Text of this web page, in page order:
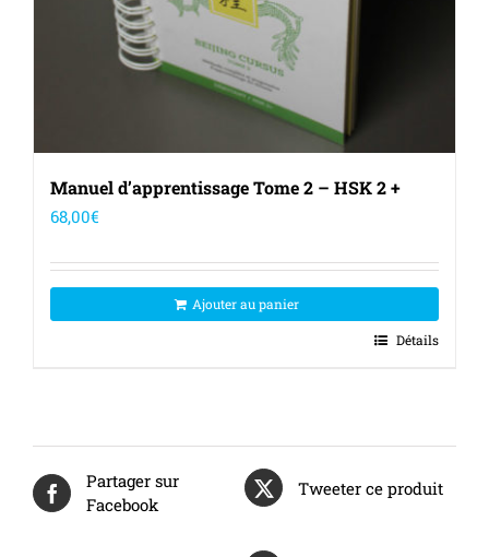
Manuel d’apprentissage Tome 2 – HSK 2 +
68,00€
Ajouter au panier
Détails
Partager sur
Facebook
Tweeter ce produit